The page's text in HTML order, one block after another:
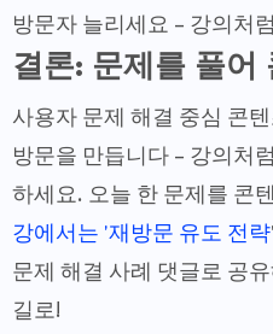
방문자 늘리세요 – 강의처
결론: 문제를 풀어
사용자 문제 해결 중심 콘
방문을 만듭니다 – 강의처
하세요. 오늘 한 문제를 콘
강에서는 '재방문 유도 전략
문제 해결 사례 댓글로 공
길로!